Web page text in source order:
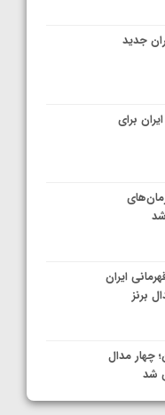
جدید
برای
ایران
چهار مدال
شد